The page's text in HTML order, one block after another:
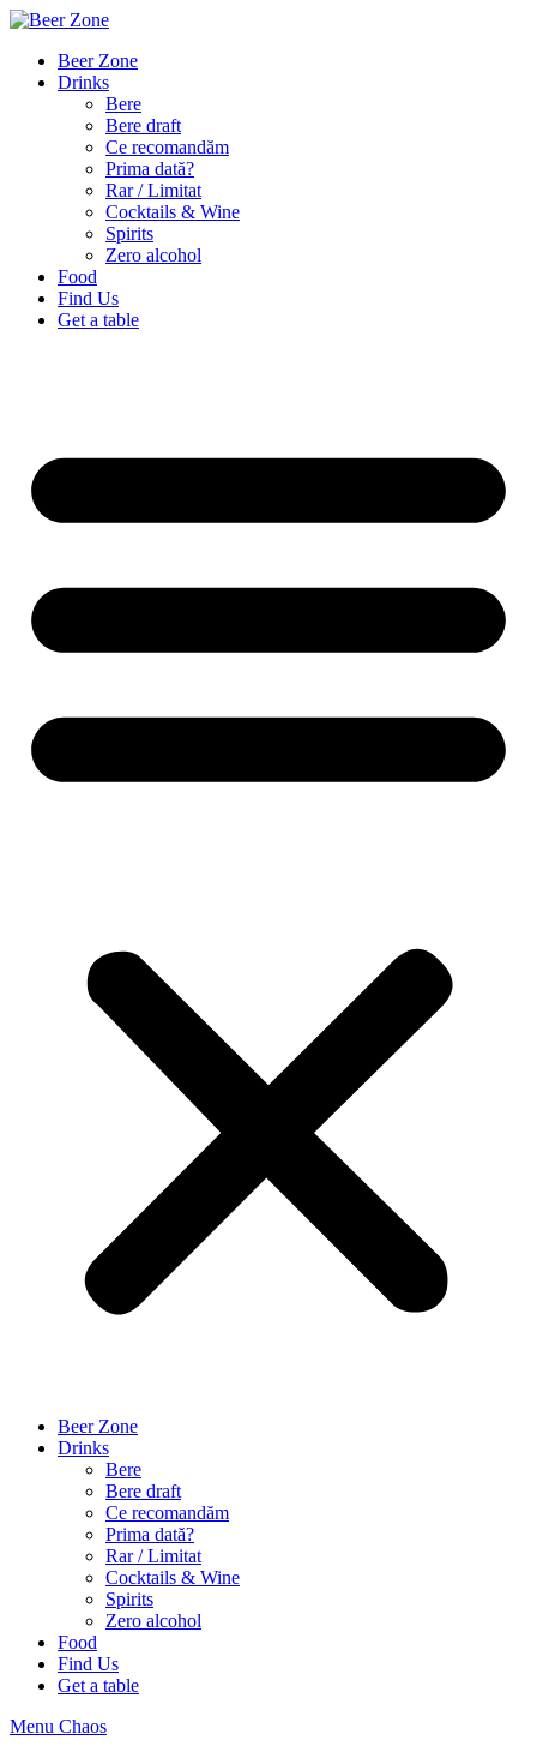
Beer Zone
Drinks
Bere
Bere draft
Ce recomandăm
Prima dată?
Rar / Limitat
Cocktails & Wine
Spirits
Zero alcohol
Food
Find Us
Get a table
Beer Zone
Drinks
Bere
Bere draft
Ce recomandăm
Prima dată?
Rar / Limitat
Cocktails & Wine
Spirits
Zero alcohol
Food
Find Us
Get a table
Menu Chaos